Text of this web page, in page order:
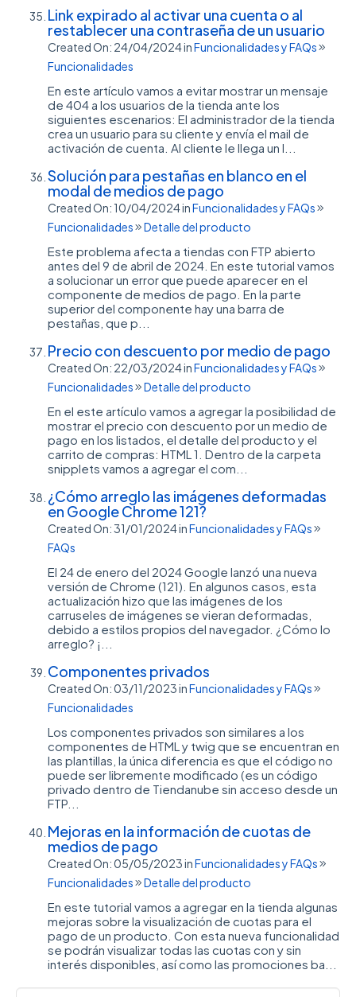
Link expirado al activar una cuenta o al
restablecer una contraseña de un usuario
Created On: 24/04/2024inFuncionalidades y FAQs
Funcionalidades
En este artículo vamos a evitar mostrar un mensaje
de 404 a los usuarios de la tienda ante los
siguientes escenarios: El administrador de la tienda
crea un usuario para su cliente y envía el mail de
activación de cuenta. Al cliente le llega un l...
Solución para pestañas en blanco en el
modal de medios de pago
Created On: 10/04/2024inFuncionalidades y FAQs
Funcionalidades
Detalle del producto
Este problema afecta a tiendas con FTP abierto
antes del 9 de abril de 2024. En este tutorial vamos
a solucionar un error que puede aparecer en el
componente de medios de pago. En la parte
superior del componente hay una barra de
pestañas, que p...
Precio con descuento por medio de pago
Created On: 22/03/2024inFuncionalidades y FAQs
Funcionalidades
Detalle del producto
En el este artículo vamos a agregar la posibilidad de
mostrar el precio con descuento por un medio de
pago en los listados, el detalle del producto y el
carrito de compras: HTML 1. Dentro de la carpeta
snipplets vamos a agregar el com...
¿Cómo arreglo las imágenes deformadas
en Google Chrome 121?
Created On: 31/01/2024inFuncionalidades y FAQs
FAQs
El 24 de enero del 2024 Google lanzó una nueva
versión de Chrome (121). En algunos casos, esta
actualización hizo que las imágenes de los
carruseles de imágenes se vieran deformadas,
debido a estilos propios del navegador. ¿Cómo lo
arreglo? ¡...
Componentes privados
Created On: 03/11/2023inFuncionalidades y FAQs
Funcionalidades
Los componentes privados son similares a los
componentes de HTML y twig que se encuentran en
las plantillas, la única diferencia es que el código no
puede ser libremente modificado (es un código
privado dentro de Tiendanube sin acceso desde un
FTP...
Mejoras en la información de cuotas de
medios de pago
Created On: 05/05/2023inFuncionalidades y FAQs
Funcionalidades
Detalle del producto
En este tutorial vamos a agregar en la tienda algunas
mejoras sobre la visualización de cuotas para el
pago de un producto. Con esta nueva funcionalidad
se podrán visualizar todas las cuotas con y sin
interés disponibles, así como las promociones ba...